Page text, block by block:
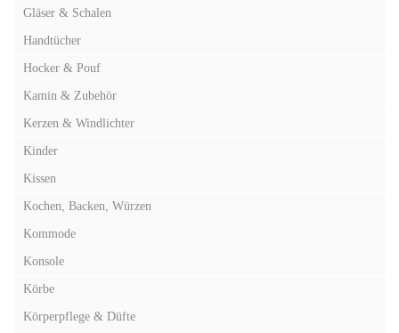
Gläser & Schalen
Handtücher
Hocker & Pouf
Kamin & Zubehör
Kerzen & Windlichter
Kinder
Kissen
Kochen, Backen, Würzen
Kommode
Konsole
Körbe
Körperpflege & Düfte